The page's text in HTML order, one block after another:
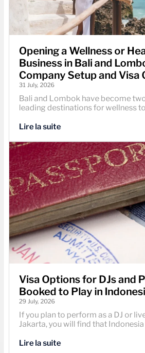
Opening a Wellness or
Business in Bali and
Company Setup and Visa
31 July, 2026
Bali and Lombok have become
leading destinations for wellness
Lire la suite
Visa Options for DJs and
Booked to Play in
29 July, 2026
If you plan to perform as a DJ or
Jakarta, you will find that Indonesia
Lire la suite